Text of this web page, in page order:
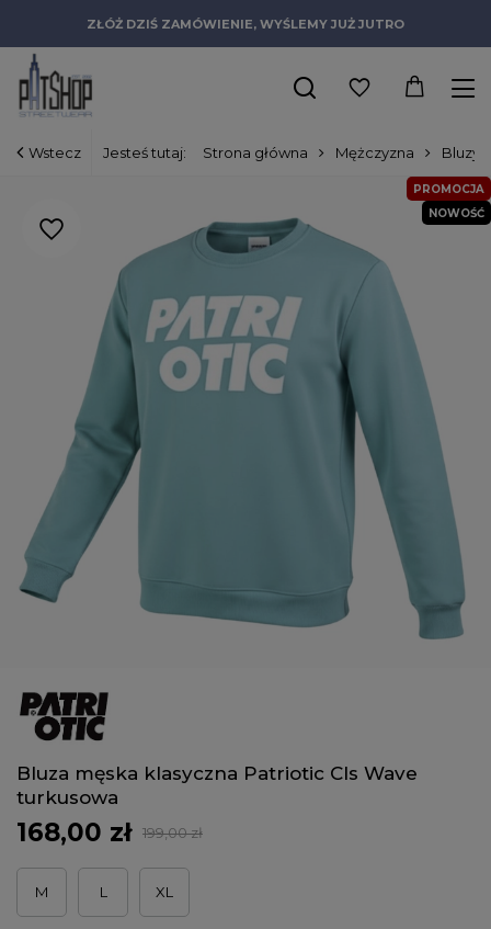
ZŁÓŻ DZIŚ ZAMÓWIENIE, WYŚLEMY JUŻ JUTRO
Wstecz Jesteś tutaj: Strona główna Mężczyzna Bluzy
PROMOCJA
NOWOŚĆ
Bluza męska klasyczna Patriotic Cls Wave
turkusowa
168,00 zł 199,00 zł
M L XL